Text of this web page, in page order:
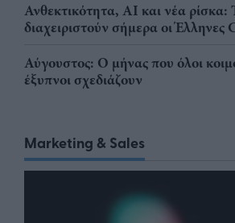
Ανθεκτικότητα, AI και νέα ρίσκα:
διαχειριστούν σήμερα οι Έλληνες
Αύγουστος: Ο μήνας που όλοι
έξυπνοι σχεδιάζουν
Marketing & Sales